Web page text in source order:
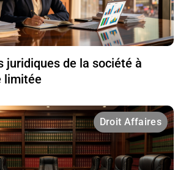
juridiques de la société à
limitée
Droit Affaires